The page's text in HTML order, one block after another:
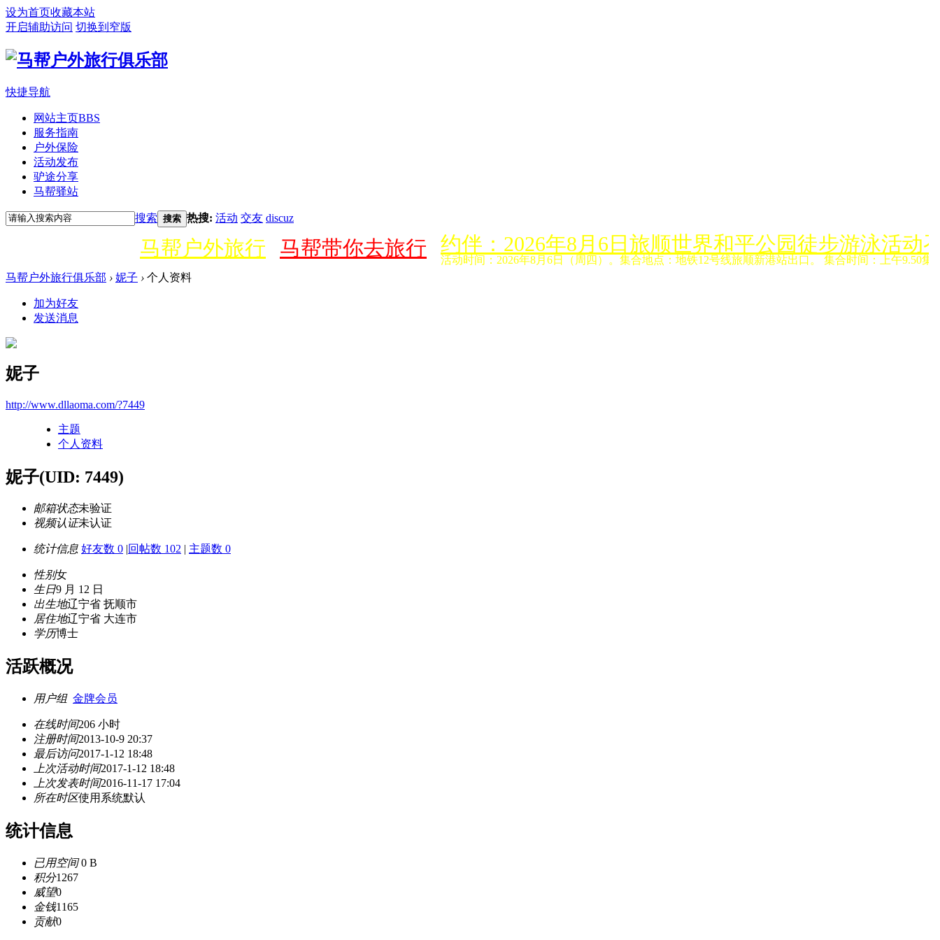
设为首页收藏本站
开启辅助访问 切换到窄版
快捷导航
网站主页BBS
服务指南
户外保险
活动发布
驴途分享
马帮驿站
搜索 搜索 热搜: 活动 交友 discuz
马帮户外旅行 马帮带你去旅行 约伴：2026年8月6日旅顺世界和平公园徒步游泳活动
活动时间：2026年8月6日（周四）。集合地点：地铁12号线旅顺新港站出口。 集合时间：上午9.50集
马帮户外旅行俱乐部 › 妮子 › 个人资料
加为好友
发送消息
妮子
http://www.dllaoma.com/?7449
主题
个人资料
妮子(UID: 7449)
邮箱状态未验证
视频认证未认证
统计信息 好友数 0 |回帖数 102 | 主题数 0
性别女
生日9 月 12 日
出生地辽宁省 抚顺市
居住地辽宁省 大连市
学历博士
活跃概况
用户组 金牌会员
在线时间206 小时
注册时间2013-10-9 20:37
最后访问2017-1-12 18:48
上次活动时间2017-1-12 18:48
上次发表时间2016-11-17 17:04
所在时区使用系统默认
统计信息
已用空间0 B
积分1267
威望0
金钱1165
贡献0